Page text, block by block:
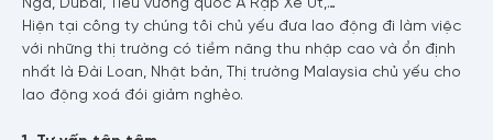
Hiện tại công ty chúng tôi chủ yếu đưa lao động đi làm việc
với những thị trường có tiềm năng thu nhập cao và ổn định
nhất là Đài Loan, Nhật bản, Thị trường Malaysia chủ yếu cho
lao động xoá đói giảm nghèo.